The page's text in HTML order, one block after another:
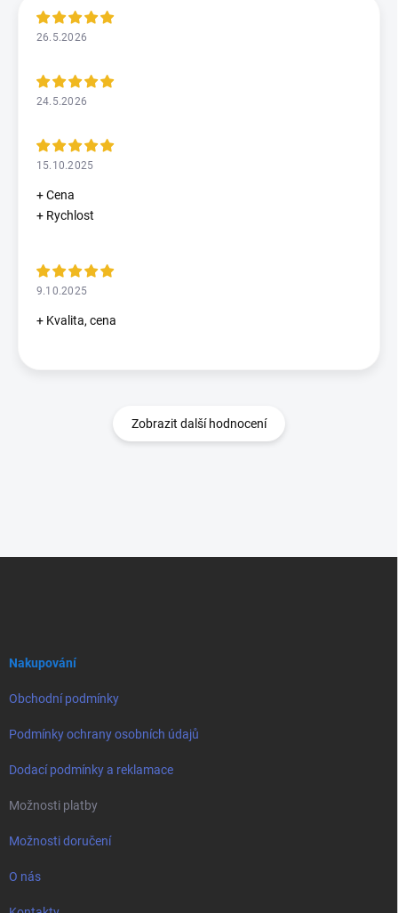
26.5.2026
24.5.2026
15.10.2025
+ Cena
+ Rychlost
9.10.2025
+ Kvalita, cena
Zobrazit další hodnocení
Nakupování
Obchodní podmínky
Podmínky ochrany osobních údajů
Dodací podmínky a reklamace
Možnosti platby
Možnosti doručení
O nás